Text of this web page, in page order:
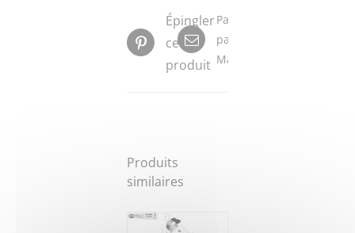
Épingler
ce
produit
Partager
par
Mail
Produits
similaires